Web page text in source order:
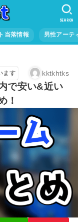
当落情報 男性アーテ
SEARCH
ます kktkhtks
で安い&近い
！